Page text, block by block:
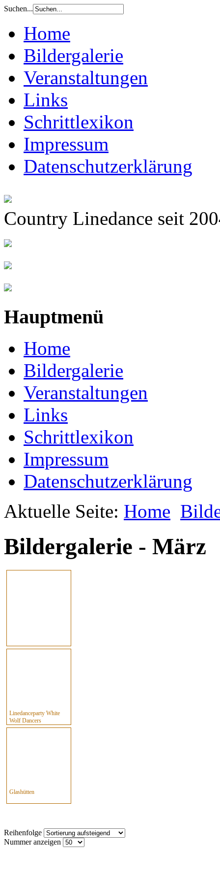
Suchen...
Home
Bildergalerie
Veranstaltungen
Links
Schrittlexikon
Impressum
Datenschutzerklärung
Country Linedance seit
Hauptmenü
Home
Bildergalerie
Veranstaltungen
Links
Schrittlexikon
Impressum
Datenschutzerklärung
Aktuelle Seite: Home
Bildergalerie - März
Linedanceparty White
Wolf Dancers
Glashütten
Reihenfolge
Nummer anzeigen